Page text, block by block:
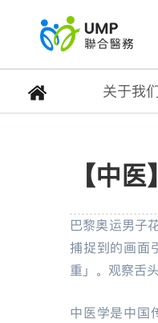
关于我们
【中
【中
巴黎奥运男子
捕捉到的画面
重」。观察舌
中医学是中国